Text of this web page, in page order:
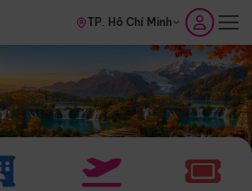
TP. Hồ Chí Minh